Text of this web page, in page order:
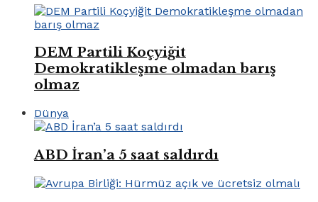
DEM Partili Koçyiğit
Demokratikleşme olmadan barış
olmaz
Dünya
ABD İran’a 5 saat saldırdı